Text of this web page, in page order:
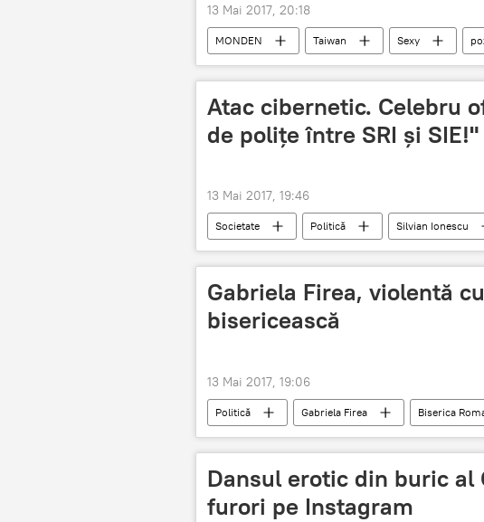
13 Mai 2017, 20:18
MONDEN Taiwan Sexy
Atac cibernetic. Celebru
de polițe între SRI și SIE!"
13 Mai 2017, 19:46
Societate Politică Silvian Ionescu
Securitate
Securiști Ofițer
Gabriela Firea, violentă
bisericească
13 Mai 2017, 19:06
Politică Gabriela Firea Biserica
Judecată
Decizie Violență
Dansul erotic din buric al
furori pe Instagram